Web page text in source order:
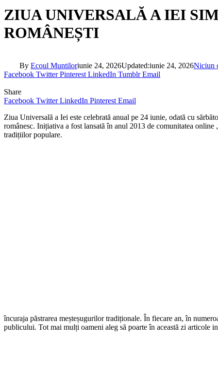
ZIUA UNIVERSALĂ A IEI
ROMÂNEȘTI
By Ecoul Muntiloriunie 24, 2026Updated:iunie 24, 2026Niciun
Facebook Twitter Pinterest LinkedIn Tumblr Email
Share
Facebook Twitter LinkedIn Pinterest Email
Ziua Universală a Iei este celebrată anual pe 24 iunie, odată cu
românesc. Inițiativa a fost lansată în anul 2013 de comunitatea
tradițiilor populare.
încuraja păstrarea meșteșugurilor tradiționale. În fiecare an, în
publicului. Tot mai mulți oameni aleg să poarte în această zi articole